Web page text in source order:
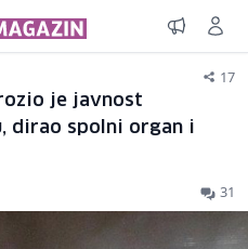
17
je javnost
dirao spolni organ i
31